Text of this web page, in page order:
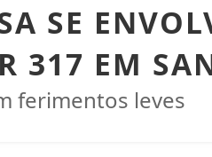
SE
317 EM
ferimentos leves